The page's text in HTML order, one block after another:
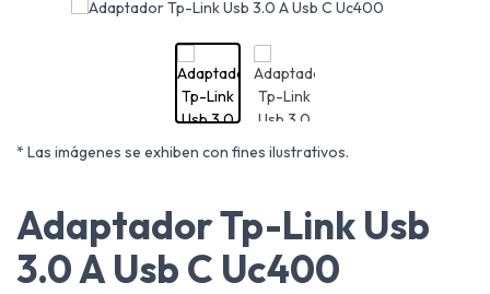
* Las imágenes se exhiben con fines ilustrativos.
Adaptador Tp-Link Usb
3.0 A Usb C Uc400